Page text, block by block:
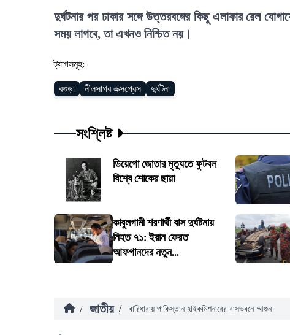
দুর্ঘটনার পর ঢাকার সঙ্গে উত্তরবঙ্গের কিছু এলাকার রেল
সময় লাগবে, তা এখনও নিশ্চিত নয়।
ট্যাগসমূহ:
বগুড়া নীলসাগর এক্সপ্রেস দুর্ঘটনা
সংশ্লিষ্ট
ডিয়েগো জোতার মৃত্যুতে ফুটবল
বিশ্বে শোকের ছায়া
কাবুলগামী শরণার্থী বাস দুর্ঘটনায়
নিহত ৭১: ইরান ফেরত
আফগানদের নতুন...
/ জাতীয় / বারিধারায় পাকিস্তান হাইকমিশনারের বাসভবনে আগুন